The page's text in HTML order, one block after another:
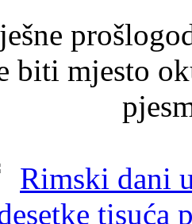
biti mjesto